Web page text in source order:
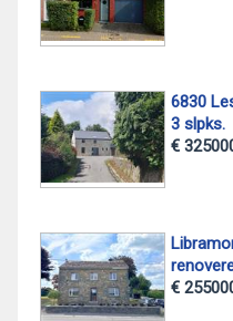
6830
3 slpks.
€
€